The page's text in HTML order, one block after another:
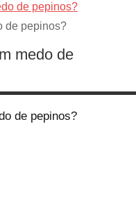
de pepinos?
medo de
de pepinos?